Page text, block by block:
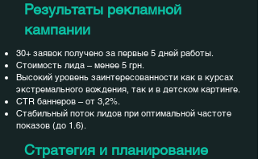
Результаты рекламной
кампании
30+ заявок получено за первые 5 дней работы.
Стоимость лида – менее 5 грн.
Высокий уровень заинтересованности как в курсах
экстремального вождения, так и в детском картинге.
CTR баннеров – от 3,2%.
Стабильный поток лидов при оптимальной частоте
показов (до 1.6).
Стратегия и планирование